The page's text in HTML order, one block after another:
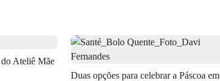
do Ateliê Mãe
Duas opções para celebrar a Páscoa em